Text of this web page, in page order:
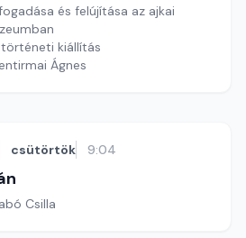
és felújítása az ajkai
kiállítás
Ágnes
csütörtök 9:04
Csilla